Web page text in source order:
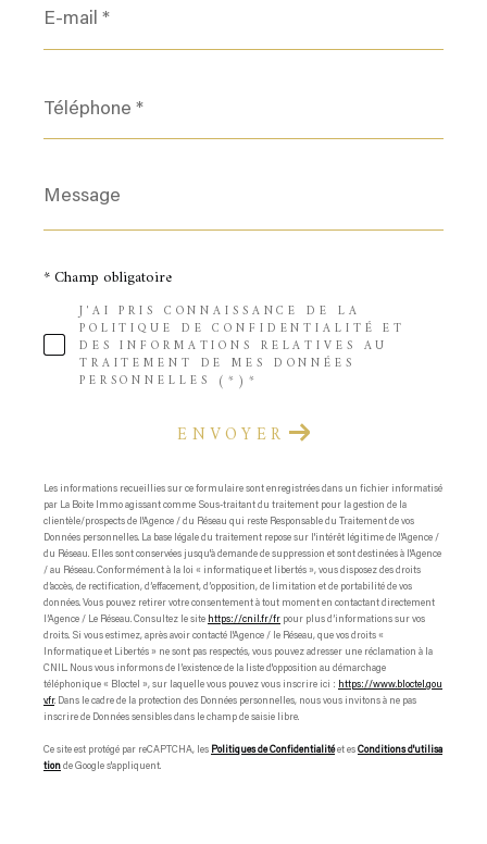
mail
*
*
*
J'AI PRIS CONNAISSANCE DE LA
POLITIQUE DE CONFIDENTIALITÉ ET
DES INFORMATIONS RELATIVES AU
TRAITEMENT DE MES DONNÉES
PERSONNELLES (*)*
* Champ obligatoire
ENVOYER
Les informations recueillies sur ce formulaire sont enregistrées dans un fichier informatisé
par La Boite Immo agissant comme Sous-traitant du traitement pour la gestion de la
clientèle/prospects de l'Agence / du Réseau qui reste Responsable du Traitement de vos
Données personnelles. La base légale du traitement repose sur l'intérêt légitime de l'Agence /
du Réseau. Elles sont conservées jusqu'à demande de suppression et sont destinées à l'Agence
/ au Réseau. Conformément à la loi « informatique et libertés », vous disposez des droits
d’accès, de rectification, d’effacement, d’opposition, de limitation et de portabilité de vos
données. Vous pouvez retirer votre consentement à tout moment en contactant directement
l’Agence / Le Réseau. Consultez le site https://cnil.fr/fr pour plus d’informations sur vos
droits. Si vous estimez, après avoir contacté l'Agence / le Réseau, que vos droits «
Informatique et Libertés » ne sont pas respectés, vous pouvez adresser une réclamation à la
CNIL. Nous vous informons de l’existence de la liste d'opposition au démarchage
téléphonique « Bloctel », sur laquelle vous pouvez vous inscrire ici : https://www.bloctel.gou
v.fr. Dans le cadre de la protection des Données personnelles, nous vous invitons à ne pas
inscrire de Données sensibles dans le champ de saisie libre.
Ce site est protégé par reCAPTCHA, les Politiques de Confidentialitéet es Conditions d'utilisa
tion de Google s'appliquent.